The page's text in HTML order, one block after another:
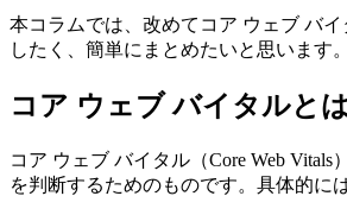
本コラムでは、改めてコア ウェブ バ
したく、簡単にまとめたいと思います。
コア ウェブ バイタルとは
コア ウェブ バイタル（Core Web
を判断するためのものです。具体的に